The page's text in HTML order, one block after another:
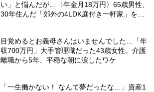
い」と悩んだが…〈年金月18万円〉65歳男性、
30年住んだ「郊外の4LDK庭付き一軒家」を手
目覚めるとお義母さんはいませんでした…「年
収700万円」大手管理職だった43歳女性。介護
離職から5年、平穏な朝に涙したワケ
「一生働かない！ なんて夢だったな…」資産1